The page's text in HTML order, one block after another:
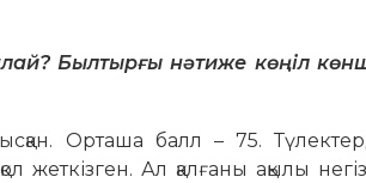
Былтырғы нәтиже көңіл
Орташа балл – 75.
Ал қалғаны ақылы